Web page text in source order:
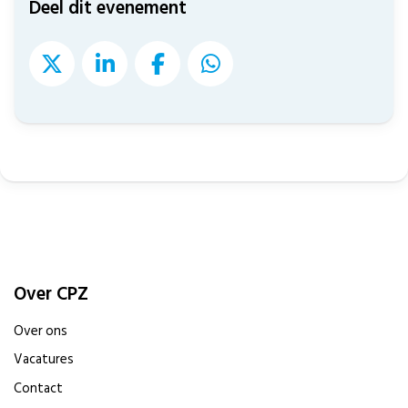
Deel dit evenement
Over CPZ
Over ons
Vacatures
Contact